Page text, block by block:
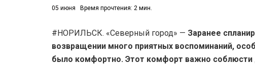
05 июня Время прочтения: 2 мин.
#НОРИЛЬСК. «Северный город» — Заранее
возвращении много приятных воспоминаний,
было комфортно. Этот комфорт важно